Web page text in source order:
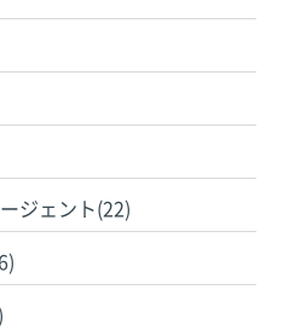
ジェント(22)